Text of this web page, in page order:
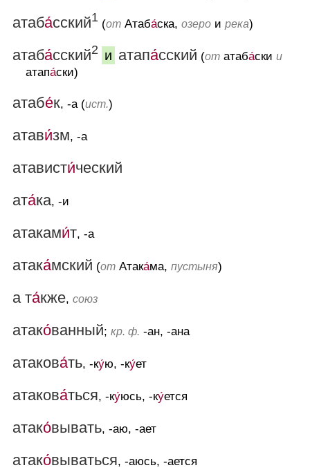
атаба́сский1 (от Атаба́ска, озеро и река)
атаба́сский2 и атапа́сский (от атаба́ски и
атапа́ски)
атабе́к, -а (ист.)
атави́зм, -а
атависти́ческий
ата́ка, -и
атаками́т, -а
атака́мский (от Атака́ма, пустыня)
а та́кже, союз
атако́ванный; кр. ф. -ан, -ана
атакова́ть, -ку́ю, -ку́ет
атакова́ться, -ку́юсь, -ку́ется
атако́вывать, -аю, -ает
атако́вываться, -аюсь, -ается